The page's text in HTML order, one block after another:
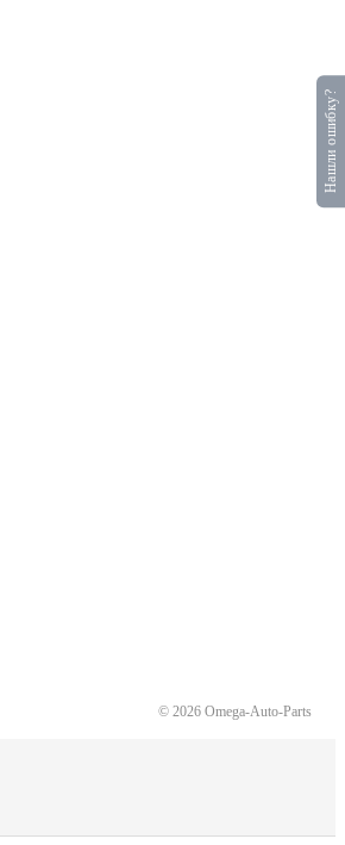
© 2026 Omega-Auto-Parts
Нашли ошибку?